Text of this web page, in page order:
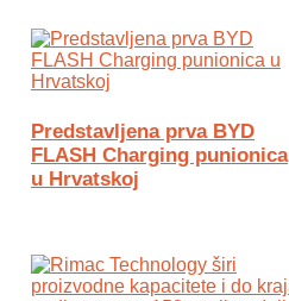
Predstavljena prva BYD
FLASH Charging punionica
u Hrvatskoj